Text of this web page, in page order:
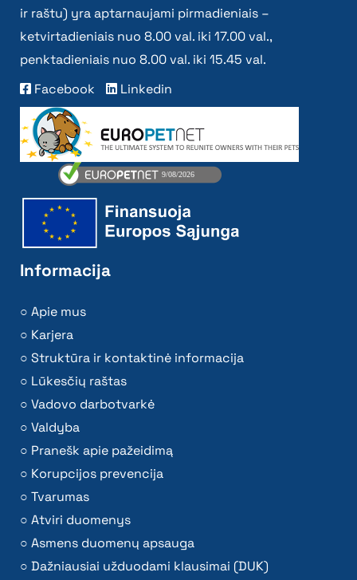
ir raštu) yra aptarnaujami pirmadieniais –
ketvirtadieniais nuo 8.00 val. iki 17.00 val.,
penktadieniais nuo 8.00 val. iki 15.45 val.
Facebook
Linkedin
Informacija
Apie mus
Karjera
Struktūra ir kontaktinė informacija
Lūkesčių raštas
Vadovo darbotvarkė
Valdyba
Pranešk apie pažeidimą
Korupcijos prevencija
Tvarumas
Atviri duomenys
Asmens duomenų apsauga
Dažniausiai užduodami klausimai (DUK)